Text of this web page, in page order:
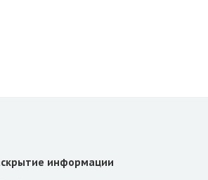
информации